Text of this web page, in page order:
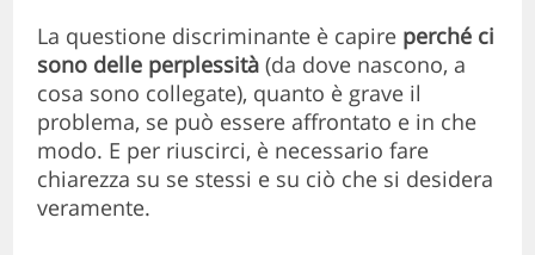
La questione discriminante è capire perché ci
sono delle perplessità(da dove nascono, a
cosa sono collegate), quanto è grave il
problema, se può essere affrontato e in che
modo. E per riuscirci, è necessario fare
chiarezza su se stessi e su ciò che si desidera
veramente.